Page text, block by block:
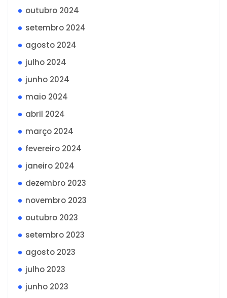
outubro 2024
setembro 2024
agosto 2024
julho 2024
junho 2024
maio 2024
abril 2024
março 2024
fevereiro 2024
janeiro 2024
dezembro 2023
novembro 2023
outubro 2023
setembro 2023
agosto 2023
julho 2023
junho 2023